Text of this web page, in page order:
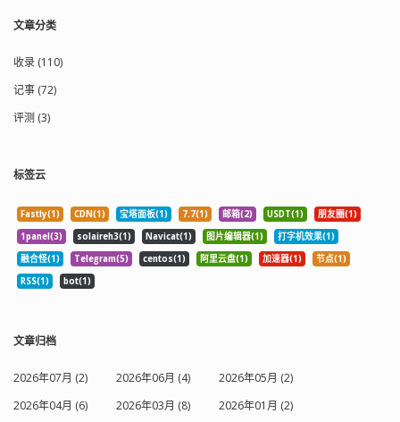
文章分类
收录 (110)
记事 (72)
评测 (3)
标签云
Fastly(1) CDN(1) 宝塔面板(1) 7.7(1) 邮箱(2) USDT(1)
朋友圈(1)
1panel(3)
solaireh3(1) Navicat(1) 图片编辑器(1)
打字机效果(1)
融合怪(1)
Telegram(5) centos(1) 阿里云盘(1) 加速器(1)
节点(1)
RSS(1)
bot(1)
文章归档
2026年07月 (2) 2026年06月 (4)
2026年05月 (2)
2026年04月 (6)
2026年03月 (8)
2026年01月 (2)